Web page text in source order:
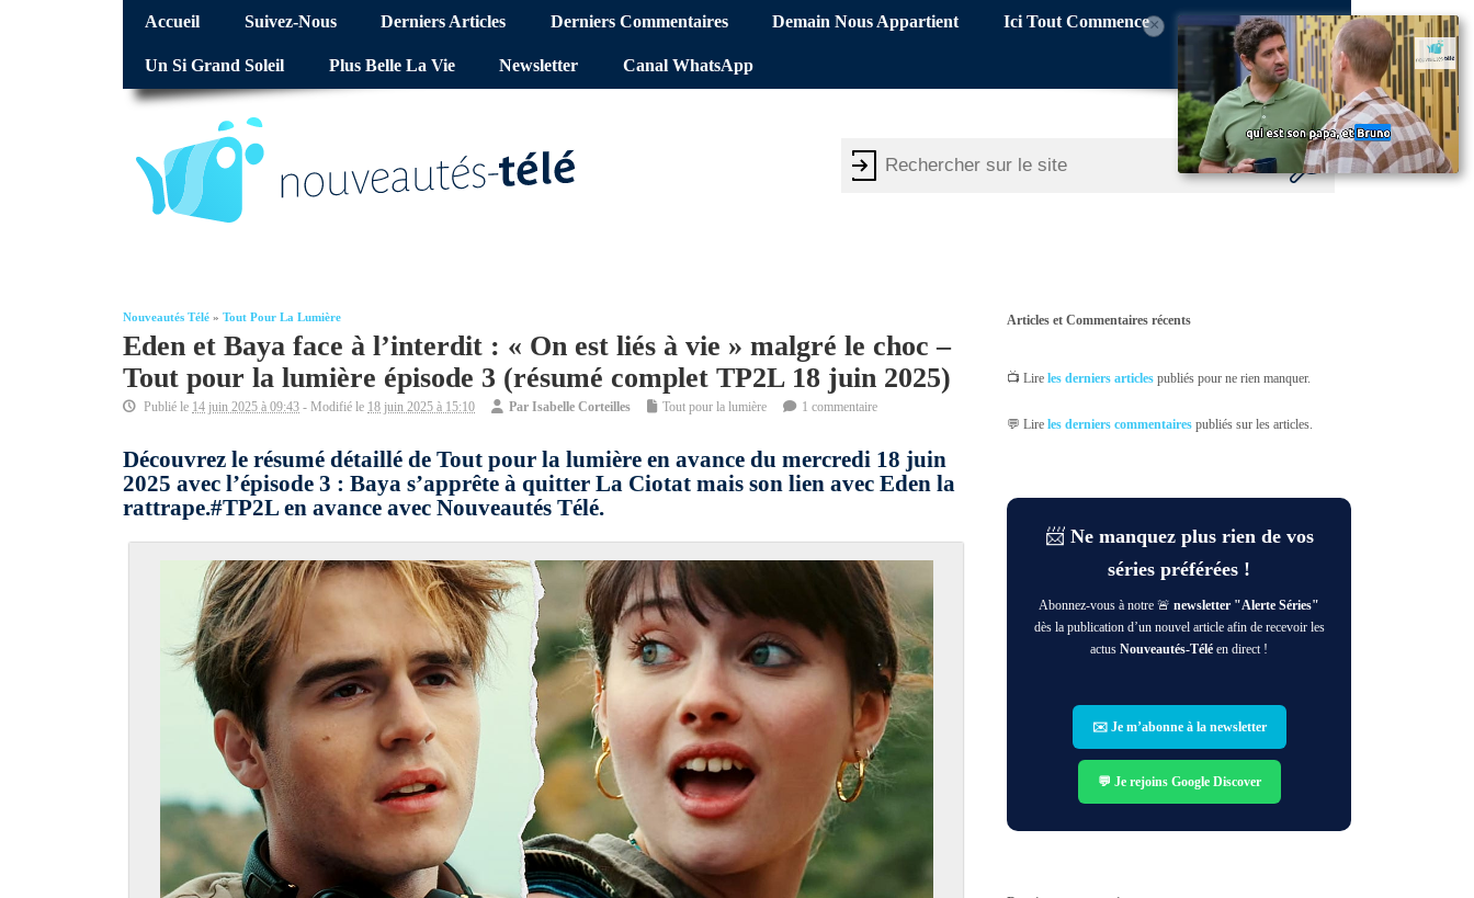
Accueil Suivez-Nous Derniers Articles Derniers Commentaires Demain Nous Appartient Ici Tout Commence
Un Si Grand Soleil Plus Belle La Vie Newsletter Canal WhatsApp
Nouveautés Télé » Tout Pour La Lumière
Eden et Baya face à l’interdit : « On est liés à vie » malgré le choc –
Tout pour la lumière épisode 3 (résumé complet TP2L 18 juin 2025)
Publié le 14 juin 2025 à 09:43 - Modifié le 18 juin 2025 à 15:10 Par Isabelle Corteilles Tout pour la lumière 1 commentaire
Découvrez le résumé détaillé de Tout pour la lumière en avance du mercredi 18 juin
2025 avec l’épisode 3 : Baya s’apprête à quitter La Ciotat mais son lien avec Eden la
rattrape.#TP2L en avance avec Nouveautés Télé.
×
Articles et Commentaires récents
📺 Lireles derniers articles publiés pour ne rien manquer.
💬 Lireles derniers commentaires publiés sur les articles.
📨 Ne manquez plus rien de vos
séries préférées !
Abonnez-vous à notre 🚨newsletter "Alerte Séries"
dès la publication d’un nouvel article afin de recevoir les
actusNouveautés-Télé en direct !
✉️ Je m’abonne à la newsletter
💬 Je rejoins Google Discover